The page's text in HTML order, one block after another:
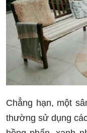
Chẳng hạn, một
thường sử dụng